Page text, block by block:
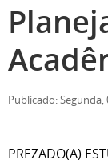
Publicado: Segunda,
PREZADO(A)